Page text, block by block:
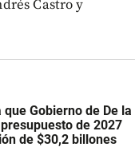
Castro y
Gobierno de De la
de 2027
de $30,2 billones